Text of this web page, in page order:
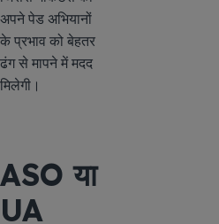
अपने पेड अभियानों
के प्रभाव को बेहतर
ढंग से मापने में मदद
मिलेगी।
ASO या
UA